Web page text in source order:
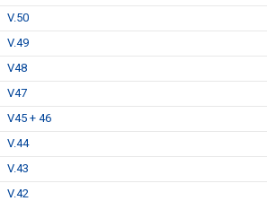
V.50
V.49
V48
V47
V45 + 46
V.44
V.43
V.42